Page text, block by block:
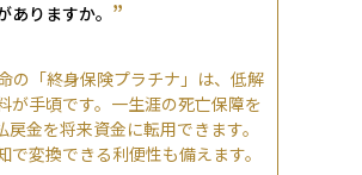
ありますか。 ”
の「終身保険プラチナ」は、低解
が手頃です。一生涯の死亡保障を
金を将来資金に転用できます。
で変換できる利便性も備えます。